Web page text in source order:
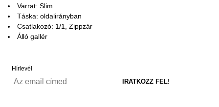
Varrat: Slim
Táska: oldalirányban
Csatlakozó: 1/1, Zippzár
Álló gallér
Hírlevél